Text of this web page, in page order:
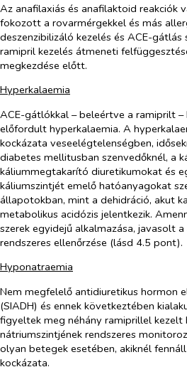
Az anafilaxiás és anafilaktoid reakciók
fokozott a rovarmérgekkel és más
deszenzibilizáló kezelés és ACE-
ramipril kezelés átmeneti
megkezdése előtt.
Hyperkalaemia
ACE-gátlókkal – beleértve a ramiprilt
előfordult hyperkalaemia. A
kockázata veseelégtelenségben,
diabetes mellitusban szenvedőknél, a
káliummegtakarító diuretikumokat és
káliumszintjét emelő hatóanyagokat
állapotokban, mint a dehidráció, akut
metabolikus acidózis jelentkezik.
szerek egyidejű alkalmazása, javasolt
rendszeres ellenőrzése (lásd 4.5 pont).
Hyponatraemia
Nem megfelelő antidiuretikus hormon
(SIADH) és ennek következtében
figyeltek meg néhány ramiprillel kezelt
nátriumszintjének rendszeres
olyan betegek esetében, akiknél
kockázata.